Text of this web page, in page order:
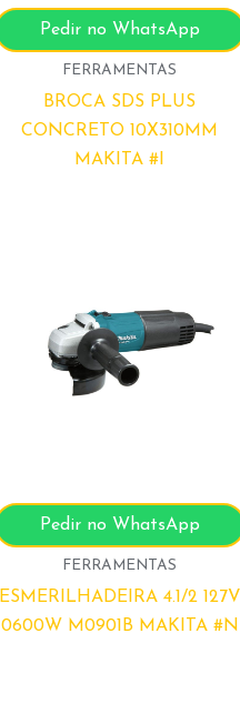
Pedir no WhatsApp
FERRAMENTAS
BROCA SDS PLUS
CONCRETO 10X310MM
MAKITA #I
Pedir no WhatsApp
FERRAMENTAS
ESMERILHADEIRA 4.1/2 127V
0600W M0901B MAKITA #N